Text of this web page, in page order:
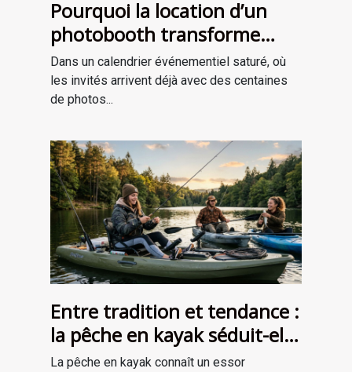
Pourquoi la location d’un
photobooth transforme
l’ambiance de votre
événement
Dans un calendrier événementiel saturé, où
les invités arrivent déjà avec des centaines
de photos...
Entre tradition et tendance :
la pêche en kayak séduit-elle
une nouvelle génération ?
La pêche en kayak connaît un essor